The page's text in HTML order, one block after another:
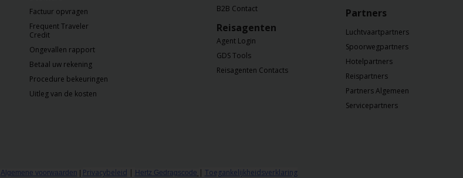
Factuur opvragen
Frequent Traveler
Credit
Ongevallen rapport
Betaal uw rekening
Procedure bekeuringen
Uitleg van de kosten
B2B Contact
Reisagenten
Agent Login
GDS Tools
Reisagenten Contacts
Partners
Luchtvaartpartners
Spoorwegpartners
Hotelpartners
Reispartners
Partners Algemeen
Servicepartners
Algemene voorwaarden Privacybeleid | Hertz Gedragscode | Toegankelijkheidsverklaring